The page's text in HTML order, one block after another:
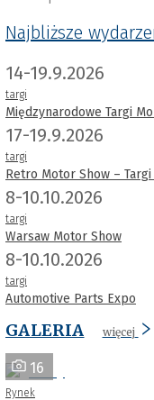
Najbliższe
14-19.9.2026
targi
Międzynarodowe Targi
17-19.9.2026
targi
Retro Motor Show –
8-10.10.2026
targi
Warsaw Motor Show
8-10.10.2026
targi
Automotive Parts Expo
GALERIA więcej
16
Rynek